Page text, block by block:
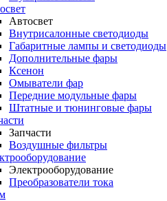
Автосвет
Внутрисалонные светодиоды
Габаритные лампы и светодиоды
Дополнительные фары
Ксенон
Омыватели фар
Передние модульные фары
Штатные и тюнинговые фары
Запчасти
Воздушные фильтры
Электрооборудование
Преобразователи тока